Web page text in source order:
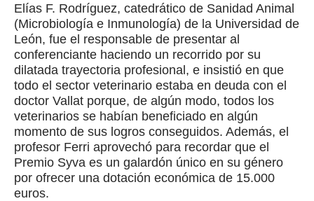
Elías F. Rodríguez, catedrático de Sanidad Animal
(Microbiología e Inmunología) de la Universidad de
León, fue el responsable de presentar al
conferenciante haciendo un recorrido por su
dilatada trayectoria profesional, e insistió en que
todo el sector veterinario estaba en deuda con el
doctor Vallat porque, de algún modo, todos los
veterinarios se habían beneficiado en algún
momento de sus logros conseguidos. Además, el
profesor Ferri aprovechó para recordar que el
Premio Syva es un galardón único en su género
por ofrecer una dotación económica de 15.000
euros.